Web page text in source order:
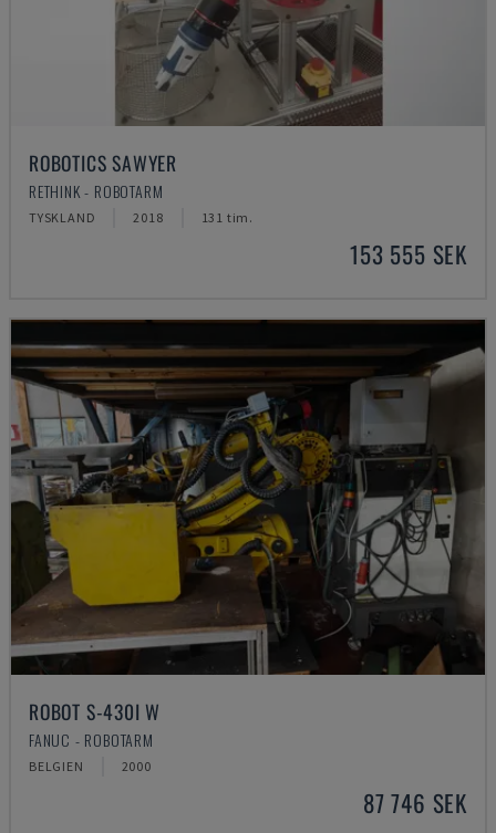
ROBOTICS SAWYER
RETHINK - ROBOTARM
TYSKLAND 2018 131 tim.
153 555 SEK
ROBOT S-430I W
FANUC - ROBOTARM
BELGIEN 2000
87 746 SEK